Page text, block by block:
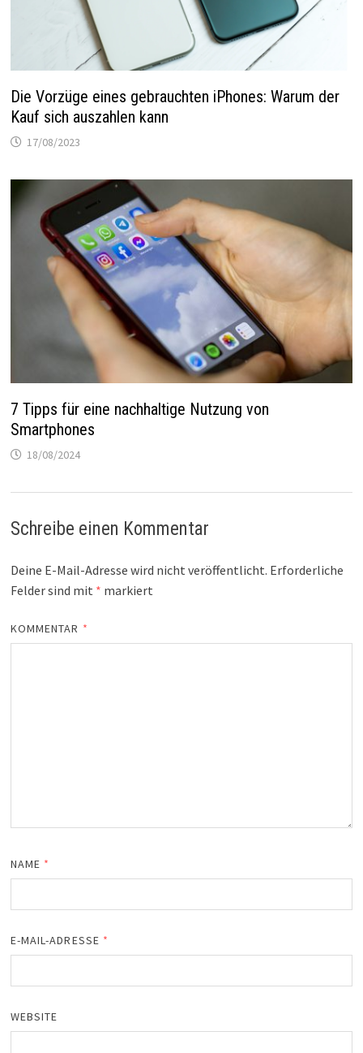
Die Vorzüge eines gebrauchten iPhones: Warum der
Kauf sich auszahlen kann
17/08/2023
7 Tipps für eine nachhaltige Nutzung von
Smartphones
18/08/2024
Schreibe einen Kommentar
Deine E-Mail-Adresse wird nicht veröffentlicht. Erforderliche
Felder sind mit * markiert
KOMMENTAR *
NAME *
E-MAIL-ADRESSE *
WEBSITE